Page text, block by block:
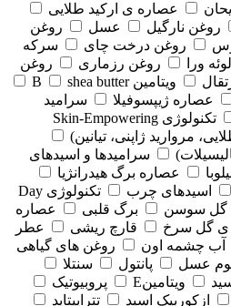
عصاره ی ارکید طلایی
روغن نارگیل عسل
روغن
روغن درخت چای
سرکه
الوئه ورا روغن رزماری
روغن
ویتامین Bshea butter
عصاره ژیپسوفیلا
سرامید
تکنولوژی Skin-Empowering
سرامیدها و اسیدهای
عصاره برگ هیدرانژیا
اسیدهای چرب
تکنولوژی Day
گل سوسن برگ قلبی
عصاره
ی گل سرخ قارچ ریشی
عطر
آب چشمه اون
روغن های گیاهی
عسل پانتول
سنتلا
ویتامینE
پروبیوتیک
ازکوربیک اسید تتراپپتاید